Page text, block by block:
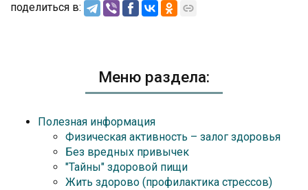
поделиться в:
Меню раздела:
Полезная информация
Физическая активность – залог здоровья
Без вредных привычек
"Тайны" здоровой пищи
Жить здорово (профилактика стрессов)